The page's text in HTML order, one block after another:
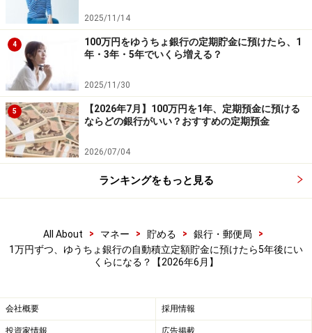
初めて貯金にチャレンジするとき、「毎月いくら積み立
てればいいの？」と迷う方は多いでしょう。積立額の目
安は、実は住居費の負担によって大きく変わります。
一般的に、賃貸暮らしや住宅ローンがある方は住居費が
重いため、まずは手取りの「2割」を目標にするのが現
実的です。
一方、実家暮らしの方は家賃がかからない分、生活費が
ます。
とはいえ、「その割合は今の自分にはちょっと無理か
してほしいのが、ゆうちょ銀行の「自動積立定額貯金」
の特徴です。この商品は、預入日から6カ月たてば必要
2025/11/14
4
100万円をゆうちょ銀行の定期貯金に預けたら、1
年・3年・5年でいくら増える？
2025/11/30
5
【2026年7月】100万円を1年、定期預金に預ける
ならどの銀行がいい？おすすめの定期預金
2026/07/04
ランキングをもっと見る
All About > マネー > 貯める > 銀行・郵便局
>
1万円ずつ、ゆうちょ銀行の自動積立定額貯金に預けたら5年後にい
くらになる？【2026年6月】
会社概要 採用情報